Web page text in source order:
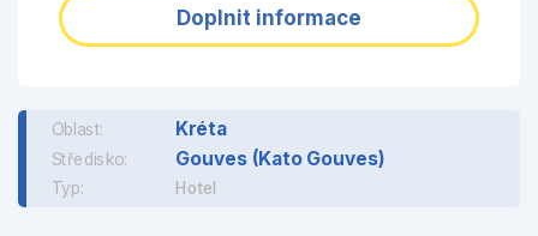
Doplnit informace
Oblast: Kréta
Středisko: Gouves (Kato Gouves)
Typ: Hotel